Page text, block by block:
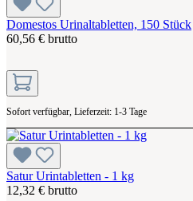
Domestos Urinaltabletten, 150 Stück
60,56 € brutto
Sofort verfügbar, Lieferzeit: 1-3 Tage
Satur Urintabletten - 1 kg
12,32 € brutto